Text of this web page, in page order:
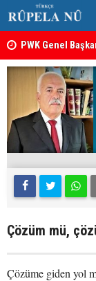
PWK Genel
Hüseyin
Çözüm mü,
Çözüme giden yol